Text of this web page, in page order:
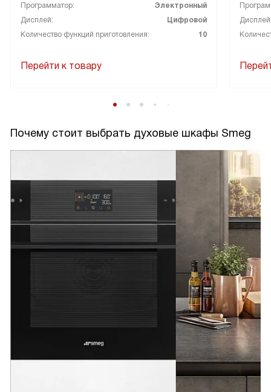
Программатор:
Электронный
Дисплей:
Цифровой
Количество функций приготовления:
10
Перейти к товару
Почему стоит выбрать духовые шкафы Smeg